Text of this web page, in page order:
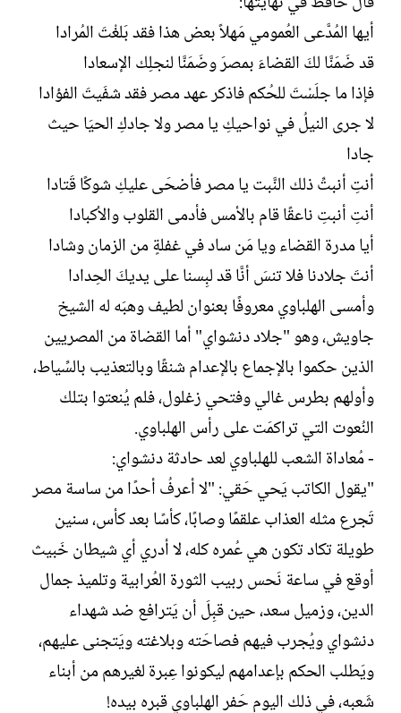
أيها المُدَّعى العُمومي مَهلاً بعض هذا فقد بَلغْتَ المُرادا
قد ضَمَنَّا لكَ القضاءَ بمصرَ وضَمَنَّا لنجلِك الإسعادا
فإذا ما جلَسْتَ للحُكم فاذكر عهد مصر فقد شفَيتَ الفؤادا
لا جرى النيلُ في نواحيكِ يا مصر ولا جادكِ الحيَا حيث
جادا
أنتِ أنبتِّ ذلك النَّبت يا مصر فأضحَى عليكِ شوكًا قَتادا
أنتِ أنبتِ ناعقًا قام بالأمس فأدمى القلوب والأكبادا
أيا مدرة القضاء ويا مَن ساد في غفلةٍ من الزمان وشادا
أنتَ جلادنا فلا تنسَ أنَّا قد لبِسنا على يديكَ الحِدادا
وأمسى الهلباوي معروفًا بعنوان لطيف وهبَه له الشيخ
جاويش، وهو "جلاد دنشواي" أما القضاة من المصريين
الذين حكموا بالإجماع بالإعدام شنقًا وبالتعذيب بالسِّياط،
وأولهم بطرس غالي وفتحي زغلول، فلم يُنعتوا بتلك
النُعوت التي تراكمَت على رأس الهلباوي.
- مُعاداة الشعب للهلباوي لعد حادثة دنشواي:
"يقول الكاتب يَحي حَقي: "لا أعرفُ أحدًا من ساسة مصر
تَجرع مثله العذاب علقمًا وصابًا، كأسًا بعد كأس، سنين
طويلة تكاد تكون هي عُمره كله، لا أدري أي شيطان خَبيث
أوقع في ساعة نَحس ربيب الثورة العُرابية وتلميذ جمال
الدين، وزميل سعد، حين قبِلَ أن يَترافع ضد شهداء
دنشواي ويُجرب فيهم فصاحَته وبلاغته ويَتجنى عليهم،
ويَطلب الحكم بإعدامهم ليكونوا عِبرة لغيرهم من أبناء
شَعبه، في ذلك اليوم حَفر الهلباوي قبره بيده!